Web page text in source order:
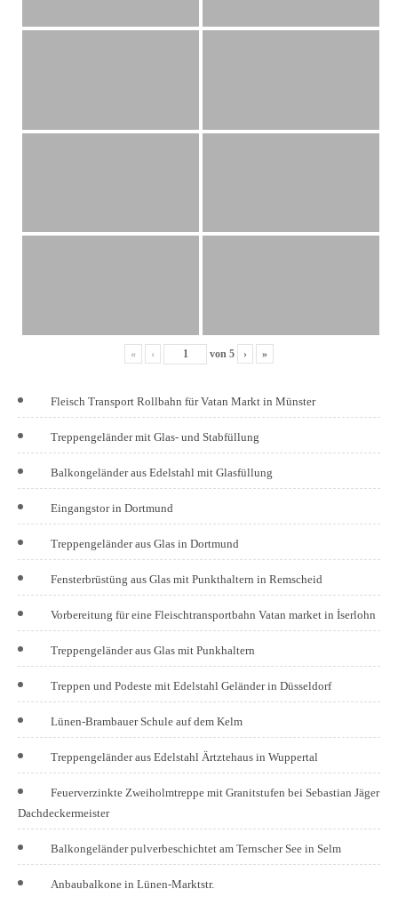
« ‹ von 5 › »
Fleisch Transport Rollbahn für Vatan Markt in Münster
Treppengeländer mit Glas- und Stabfüllung
Balkongeländer aus Edelstahl mit Glasfüllung
Eingangstor in Dortmund
Treppengeländer aus Glas in Dortmund
Fensterbrüstüng aus Glas mit Punkthaltern in Remscheid
Vorbereitung für eine Fleischtransportbahn Vatan market in İserlohn
Treppengeländer aus Glas mit Punkhaltern
Treppen und Podeste mit Edelstahl Geländer in Düsseldorf
Lünen-Brambauer Schule auf dem Kelm
Treppengeländer aus Edelstahl Ärtztehaus in Wuppertal
Feuerverzinkte Zweiholmtreppe mit Granitstufen bei Sebastian Jäger
Dachdeckermeister
Balkongeländer pulverbeschichtet am Ternscher See in Selm
Anbaubalkone in Lünen-Marktstr.